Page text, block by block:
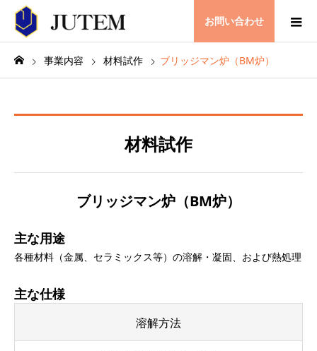
お問い合わせ
事業内容 材料試作 ブリッジマン炉（BM炉）
材料試作
ブリッジマン炉（BM炉）
主な用途
各種材料（金属、セラミックス等）の溶解・凝固、および熱処理
主な仕様
溶解方法